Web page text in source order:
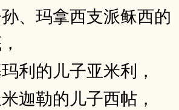
、玛拿西支派稣西的
利的儿子亚米利，
迦勒的儿子西帖，